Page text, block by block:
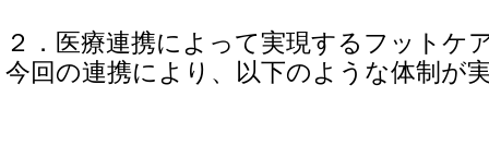
２．医療連携によって実現するフットケ
今回の連携により、以下のような体制が